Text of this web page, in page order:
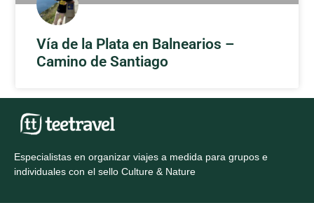
Vía de la Plata en Balnearios –
Camino de Santiago
Especialistas en organizar viajes a medida para grupos e
individuales con el sello Culture & Nature